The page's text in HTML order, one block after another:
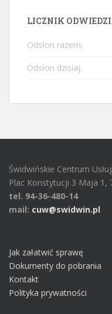
LICZNIK
Odsłon razem:
Odsłon dzisiaj:
Świdwińskie Centrum
Plac Konstytucji 3 Maja 1,
tel. 94-36-480-14
mail: cuw@swidwin.pl
Jak załatwić sprawę
Dokumenty do pobrania
Kontakt
Polityka prywatności